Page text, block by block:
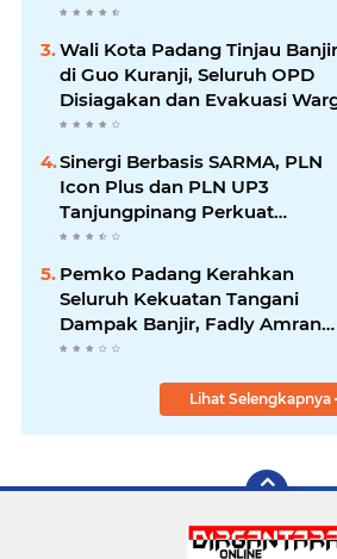
Waspada Banjir Susulan
Wali Kota Padang Tinjau Banjir
di Guo Kuranji, Seluruh OPD
Disiagakan dan Evakuasi
Dipercepat
Sinergi Berbasis SARMA, PLN
Icon Plus dan PLN UP3
Tanjungpinang Perkuat
Kolaborasi Strategis
Pemko Padang Kerahkan
Seluruh Kekuatan Tangani
Dampak Banjir, Fadly Amran
Desak Percepatan Proyek
Lihat Selengkapnya